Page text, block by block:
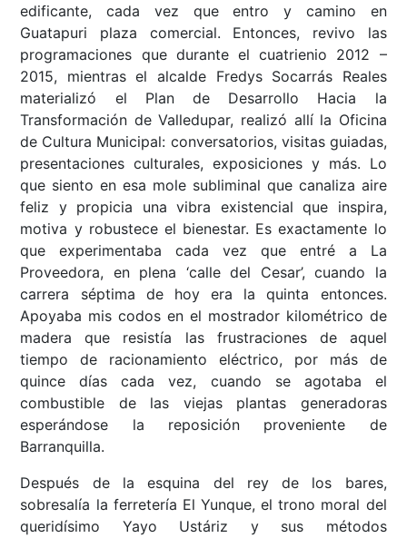
edificante, cada vez que entro y camino en
Guatapuri plaza comercial. Entonces, revivo las
programaciones que durante el cuatrienio 2012 –
2015, mientras el alcalde Fredys Socarrás Reales
materializó el Plan de Desarrollo Hacia la
Transformación de Valledupar, realizó allí la Oficina
de Cultura Municipal: conversatorios, visitas guiadas,
presentaciones culturales, exposiciones y más. Lo
que siento en esa mole subliminal que canaliza aire
feliz y propicia una vibra existencial que inspira,
motiva y robustece el bienestar. Es exactamente lo
que experimentaba cada vez que entré a La
Proveedora, en plena ‘calle del Cesar’, cuando la
carrera séptima de hoy era la quinta entonces.
Apoyaba mis codos en el mostrador kilométrico de
madera que resistía las frustraciones de aquel
tiempo de racionamiento eléctrico, por más de
quince días cada vez, cuando se agotaba el
combustible de las viejas plantas generadoras
esperándose la reposición proveniente de
Barranquilla.
Después de la esquina del rey de los bares,
sobresalía la ferretería El Yunque, el trono moral del
queridísimo Yayo Ustáriz y sus métodos